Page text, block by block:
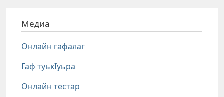
Медиа
Онлайн гафалаг
Гаф туькIуьра
Онлайн тестар